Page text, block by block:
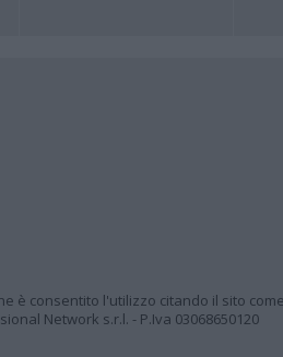
è consentito l'utilizzo citando il sito
Network s.r.l. - P.Iva 03068650120